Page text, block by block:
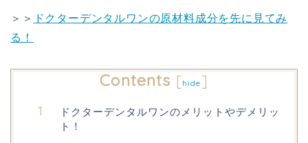
＞＞ ドクターデンタルワンの原材料成分を先に見てみ
る！
Contents [hide ]
ドクターデンタルワンのメリットやデメリッ
ト！